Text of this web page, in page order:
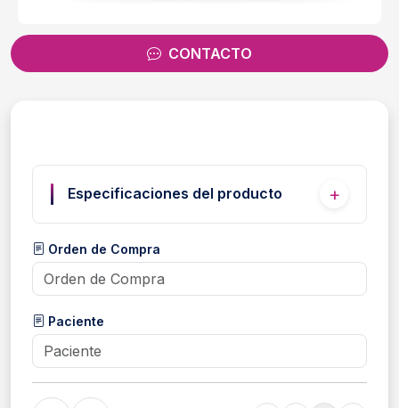
CONTACTO
Especificaciones del producto
Orden de Compra
Paciente